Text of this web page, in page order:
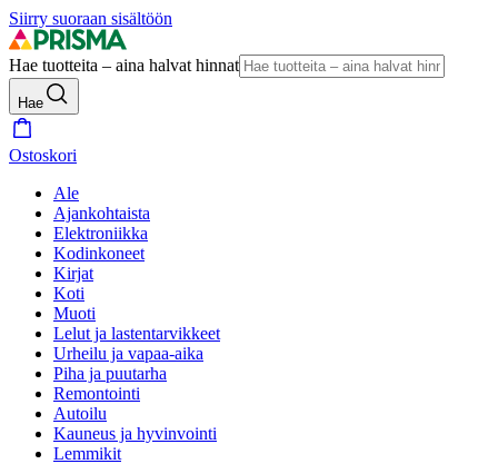
Siirry suoraan sisältöön
Hae tuotteita – aina halvat hinnat
Hae
Ostoskori
Ale
Ajankohtaista
Elektroniikka
Kodinkoneet
Kirjat
Koti
Muoti
Lelut ja lastentarvikkeet
Urheilu ja vapaa-aika
Piha ja puutarha
Remontointi
Autoilu
Kauneus ja hyvinvointi
Lemmikit